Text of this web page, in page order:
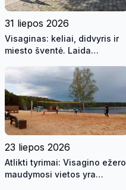
31 liepos 2026
Visaginas: keliai, didvyris ir
miesto šventė. Laida
31 (video)
23 liepos 2026
Atlikti tyrimai: Visagino ežero
maudymosi vietos yra